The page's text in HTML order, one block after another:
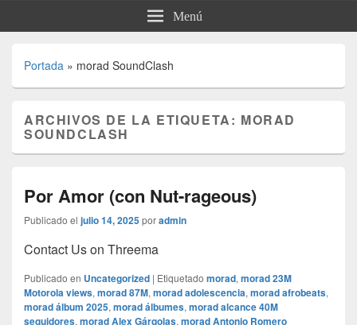
Menú
Portada » morad SoundClash
ARCHIVOS DE LA ETIQUETA: MORAD
SOUNDCLASH
Por Amor (con Nut-rageous)
Publicado el julio 14, 2025poradmin
Contact Us on Threema
Publicado en Uncategorized | Etiquetado morad, morad 23M
Motorola views, morad 87M, morad adolescencia, morad afrobeats,
morad álbum 2025, morad álbumes, morad alcance 40M
seguidores, morad Alex Gárgolas, morad Antonio Romero